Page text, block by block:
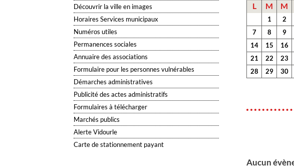
Découvrir la ville en images
Horaires Services municipaux
Numéros utiles
Permanences sociales
Annuaire des associations
Formulaire pour les personnes vulnérables
Démarches administratives
Publicité des actes administratifs
Formulaires à télécharger
Marchés publics
Alerte Vidourle
Carte de stationnement payant
L M M
1 2
7
8 9
14
15 16
21
22 23
28
29 30
Aucun